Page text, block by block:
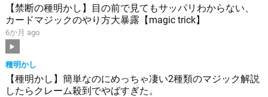
【禁断の種明かし】目の前で見てもサッパリわからない、
カードマジックのやり方大暴露【magic trick】
6か月 ago
種明かし
【種明かし】簡単なのにめっちゃ凄い2種類のマジック解説
したらクレーム殺到でやばすぎた。